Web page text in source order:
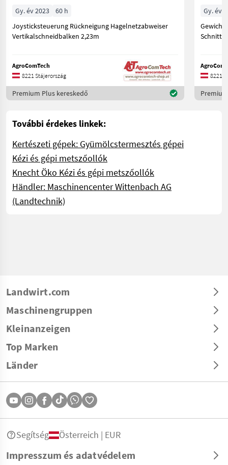
Gy. év 2023
60 h
Joysticksteuerung Rückneigung Hagelnetzabweiser
Vertikalschneidbalken 2,23m
AgroComTech
8221 Stájerország
Premium Plus kereskedő
Gy. év
Gewicht
8221
További érdekes linkek:
Kertészeti gépek: Gyümölcstermesztés gépei
Kézi és gépi metszőollók
Knecht Öko Kézi és gépi metszőollók
Händler: Maschinencenter Wittenbach AG
(Landtechnik)
Landwirt.com
Maschinengruppen
Kleinanzeigen
Top Marken
Länder
Impresszum és adatvédelem
Segítség Österreich | EUR